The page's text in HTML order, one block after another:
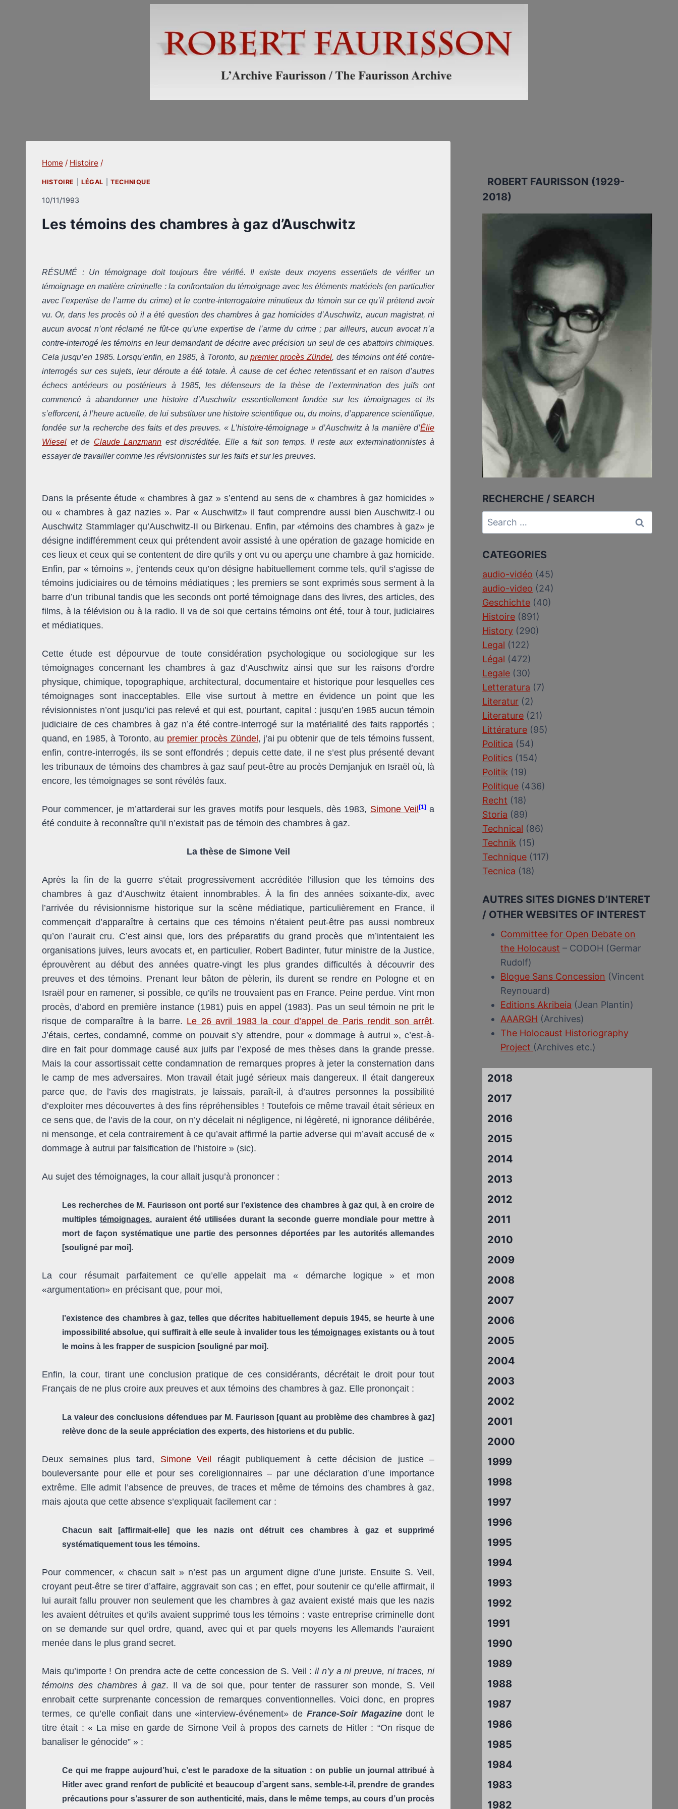
Home / Histoire /
HISTOIRE LÉGAL TECHNIQUE
10/11/1993
Les témoins des chambres à gaz d’Auschwitz
RÉSUMÉ : Un témoignage doit toujours être vérifié. Il existe deux moyens essentiels de vérifier un
témoignage en matière criminelle : la confrontation du témoignage avec les éléments matériels (en particulier
avec l’expertise de l’arme du crime) et le contre-interrogatoire minutieux du témoin sur ce qu’il prétend avoir
vu. Or, dans les procès où il a été question des chambres à gaz homicides d’Auschwitz, aucun magistrat, ni
aucun avocat n’ont réclamé ne fût-ce qu’une expertise de l’arme du crime ; par ailleurs, aucun avocat n’a
contre-interrogé les témoins en leur demandant de décrire avec précision un seul de ces abattoirs chimiques.
Cela jusqu’en 1985. Lorsqu’enfin, en 1985, à Toronto, aupremier procès Zündel, des témoins ont été contre-
interrogés sur ces sujets, leur déroute a été totale. À cause de cet échec retentissant et en raison d’autres
échecs antérieurs ou postérieurs à 1985, les défenseurs de la thèse de l’extermination des juifs ont
commencé à abandonner une histoire d’Auschwitz essentiellement fondée sur les témoignages et ils
s’efforcent, à l’heure actuelle, de lui substituer une histoire scientifique ou, du moins, d’apparence scientifique,
fondée sur la recherche des faits et des preuves. « L’histoire-témoignage » d’Auschwitz à la manière d’Élie
Wiesel et de Claude Lanzmann est discréditée. Elle a fait son temps. Il reste aux exterminationnistes à
essayer de travailler comme les révisionnistes sur les faits et sur les preuves.
Dans la présente étude « chambres à gaz » s’entend au sens de « chambres à gaz homicides »
ou « chambres à gaz nazies ». Par « Auschwitz» il faut comprendre aussi bien Auschwitz-I ou
Auschwitz Stammlager qu’Auschwitz-II ou Birkenau. Enfin, par «témoins des chambres à gaz» je
désigne indifféremment ceux qui prétendent avoir assisté à une opération de gazage homicide en
ces lieux et ceux qui se contentent de dire qu’ils y ont vu ou aperçu une chambre à gaz homicide.
Enfin, par « témoins », j’entends ceux qu’on désigne habituellement comme tels, qu’il s’agisse de
témoins judiciaires ou de témoins médiatiques ; les premiers se sont exprimés sous serment à la
barre d’un tribunal tandis que les seconds ont porté témoignage dans des livres, des articles, des
films, à la télévision ou à la radio. Il va de soi que certains témoins ont été, tour à tour, judiciaires
et médiatiques.
Cette étude est dépourvue de toute considération psychologique ou sociologique sur les
témoignages concernant les chambres à gaz d’Auschwitz ainsi que sur les raisons d’ordre
physique, chimique, topographique, architectural, documentaire et historique pour lesquelles ces
témoignages sont inacceptables. Elle vise surtout à mettre en évidence un point que les
révisionnistes n’ont jusqu’ici pas relevé et qui est, pourtant, capital : jusqu’en 1985 aucun témoin
judiciaire de ces chambres à gaz n’a été contre-interrogé sur la matérialité des faits rapportés ;
quand, en 1985, à Toronto, au premier procès Zündel, j’ai pu obtenir que de tels témoins fussent,
enfin, contre-interrogés, ils se sont effondrés ; depuis cette date, il ne s’est plus présenté devant
les tribunaux de témoins des chambres à gaz sauf peut-être au procès Demjanjuk en Israël où, là
encore, les témoignages se sont révélés faux.
Pour commencer, je m’attarderai sur les graves motifs pour lesquels, dès 1983, Simone Veil[1] a
été conduite à reconnaître qu’il n’existait pas de témoin des chambres à gaz.
La thèse de Simone Veil
Après la fin de la guerre s’était progressivement accréditée l’illusion que les témoins des
chambres à gaz d’Auschwitz étaient innombrables. À la fin des années soixante-dix, avec
l’arrivée du révisionnisme historique sur la scène médiatique, particulièrement en France, il
commençait d’apparaître à certains que ces témoins n’étaient peut-être pas aussi nombreux
qu’on l’aurait cru. C’est ainsi que, lors des préparatifs du grand procès que m’intentaient les
organisations juives, leurs avocats et, en particulier, Robert Badinter, futur ministre de la Justice,
éprouvèrent au début des années quatre-vingt les plus grandes difficultés à découvrir des
preuves et des témoins. Prenant leur bâton de pèlerin, ils durent se rendre en Pologne et en
Israël pour en ramener, si possible, ce qu’ils ne trouvaient pas en France. Peine perdue. Vint mon
procès, d’abord en première instance (1981) puis en appel (1983). Pas un seul témoin ne prit le
risque de comparaître à la barre. Le 26 avril 1983 la cour d’appel de Paris rendit son arrêt.
J’étais, certes, condamné, comme on pouvait s’y attendre, pour « dommage à autrui », c’est-à-
dire en fait pour dommage causé aux juifs par l’exposé de mes thèses dans la grande presse.
Mais la cour assortissait cette condamnation de remarques propres à jeter la consternation dans
le camp de mes adversaires. Mon travail était jugé sérieux mais dangereux. Il était dangereux
parce que, de l’avis des magistrats, je laissais, paraît-il, à d’autres personnes la possibilité
d’exploiter mes découvertes à des fins répréhensibles ! Toutefois ce même travail était sérieux en
ce sens que, de l’avis de la cour, on n’y décelait ni négligence, ni légèreté, ni ignorance délibérée,
ni mensonge, et cela contrairement à ce qu’avait affirmé la partie adverse qui m’avait accusé de «
dommage à autrui par falsification de l’histoire » (sic).
Au sujet des témoignages, la cour allait jusqu’à prononcer :
Les recherches de M. Faurisson ont porté sur l’existence des chambres à gaz qui, à en croire de
multiplestémoignages, auraient été utilisées durant la seconde guerre mondiale pour mettre à
mort de façon systématique une partie des personnes déportées par les autorités allemandes
[souligné par moi].
La cour résumait parfaitement ce qu’elle appelait ma« démarche logique » et mon
«argumentation» en précisant que, pour moi,
l’existence des chambres à gaz, telles que décrites habituellement depuis 1945, se heurte à une
impossibilité absolue, qui suffirait à elle seule à invalider tous lestémoignages existants ou à tout
le moins à les frapper de suspicion [souligné par moi].
Enfin, la cour, tirant une conclusion pratique de ces considérants, décrétait le droit pour tout
Français de ne plus croire aux preuves et aux témoins des chambres à gaz. Elle prononçait :
La valeur des conclusions défendues par M. Faurisson [quant au problème des chambres à gaz]
relève donc de la seule appréciation des experts, des historiens et du public.
Deux semaines plus tard, Simone Veil réagit publiquement à cette décision de justice –
bouleversante pour elle et pour ses coreligionnaires – par une déclaration d’une importance
extrême. Elle admit l’absence de preuves, de traces et même de témoins des chambres à gaz,
mais ajouta que cette absence s’expliquait facilement car :
Chacun sait [affirmait-elle] que les nazis ont détruit ces chambres à gaz et supprimé
systématiquement tous les témoins.
Pour commencer, « chacun sait » n’est pas un argument digne d’une juriste. Ensuite S. Veil,
croyant peut-être se tirer d’affaire, aggravait son cas ; en effet, pour soutenir ce qu’elle affirmait, il
lui aurait fallu prouver non seulement que les chambres à gaz avaient existé mais que les nazis
les avaient détruites et qu’ils avaient supprimé tous les témoins : vaste entreprise criminelle dont
on se demande sur quel ordre, quand, avec qui et par quels moyens les Allemands l’auraient
menée dans le plus grand secret.
Mais qu’importe ! On prendra acte de cette concession de S. Veil :il n’y a ni preuve, ni traces, ni
témoins des chambres à gaz. Il va de soi que, pour tenter de rassurer son monde, S. Veil
enrobait cette surprenante concession de remarques conventionnelles. Voici donc, en propres
termes, ce qu’elle confiait dans une «interview-événement» de France-Soir Magazinedont le
titre était : « La mise en garde de Simone Veil à propos des carnets de Hitler : “On risque de
banaliser le génocide” » :
Ce qui me frappe aujourd’hui, c’est le paradoxe de la situation : on publie un journal attribué à
Hitler avec grand renfort de publicité et beaucoup d’argent sans, semble-t-il, prendre de grandes
précautions pour s’assurer de son authenticité, mais, dans le même temps, au cours d’un procès
ROBERT FAURISSON (1929-
2018)
RECHERCHE / SEARCH
Search
for:
CATEGORIES
audio-vidéo (45)
audio-video (24)
Geschichte (40)
Histoire (891)
History (290)
Legal (122)
Légal (472)
Legale (30)
Letteratura (7)
Literatur (2)
Literature (21)
Littérature (95)
Politica (54)
Politics (154)
Politik (19)
Politique (436)
Recht (18)
Storia (89)
Technical (86)
Technik (15)
Technique (117)
Tecnica (18)
AUTRES SITES DIGNES D’INTERET
/ OTHER WEBSITES OF INTEREST
Committee for Open Debate on
the Holocaust – CODOH (Germar
Rudolf)
Blogue Sans Concession (Vincent
Reynouard)
Editions Akribeia (Jean Plantin)
AAARGH (Archives)
The Holocaust Historiography
Project (Archives etc.)
2018
2017
2016
2015
2014
2013
2012
2011
2010
2009
2008
2007
2006
2005
2004
2003
2002
2001
2000
1999
1998
1997
1996
1995
1994
1993
1992
1991
1990
1989
1988
1987
1986
1985
1984
1983
1982